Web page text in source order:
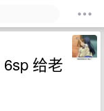
给老